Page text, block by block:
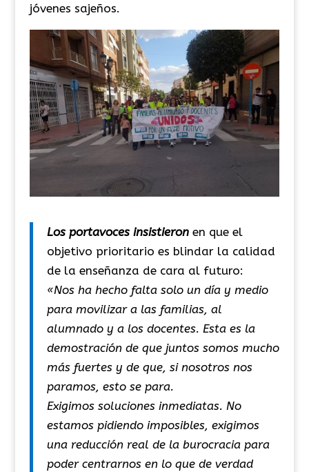
jóvenes sajeños.
Los portavoces insistieron en que el
objetivo prioritario es blindar la calidad
de la enseñanza de cara al futuro:
«Nosha hecho falta solo un día y medio
para movilizar a las familias, al
alumnado y a los docentes. Esta es la
demostración de que juntos somos mucho
más fuertes y de que, si nosotros nos
paramos, esto se para.
Exigimos soluciones inmediatas. No
estamos pidiendo imposibles, exigimos
una reducción real de la burocracia para
poder centrarnos en lo que de verdad